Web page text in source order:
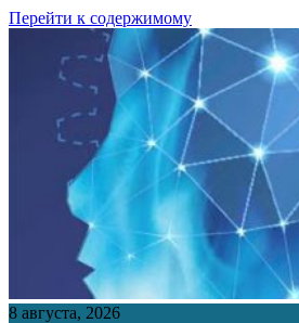
Перейти к содержимому
8 августа, 2026